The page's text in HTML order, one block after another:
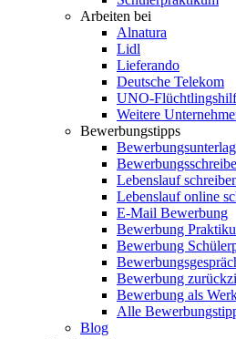
Arbeiten bei
Alnatura
Lidl
Lieferando
Deutsche Telekom
UNO-
Weitere
Bewerbungstipps
Lebenslauf
Lebenslauf online
E-Mail Bewerbung
Bewerbung
Bewerbung
Bewerbung
Bewerbung als
Alle
Blog